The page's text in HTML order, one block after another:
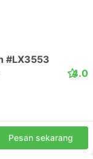
#LX3553
4.0
Pesan sekarang